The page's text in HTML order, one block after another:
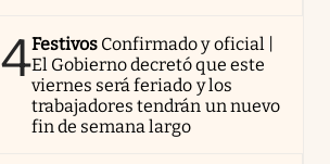
4Festivos Confirmado y oficial |
El Gobierno decretó que este
viernes será feriado y los
trabajadores tendrán un nuevo
fin de semana largo